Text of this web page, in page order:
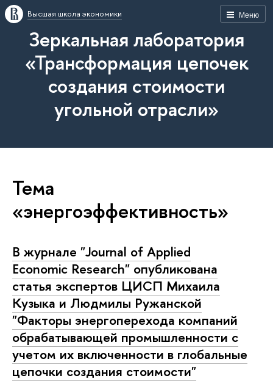
Меню
Высшая школа экономики
Зеркальная лаборатория
«Трансформация цепочек
создания стоимости
угольной отрасли»
Тема
«энергоэффективность»
В журнале "Journal of Applied
Economic Research" опубликована
статья экспертов ЦИСП Михаила
Кузыка и Людмилы Ружанской
"Факторы энергоперехода компаний
обрабатывающей промышленности с
учетом их включенности в глобальные
цепочки создания стоимости"